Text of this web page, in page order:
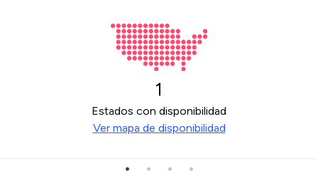
1
Estados con disponibilidad
Ver mapa de disponibilidad